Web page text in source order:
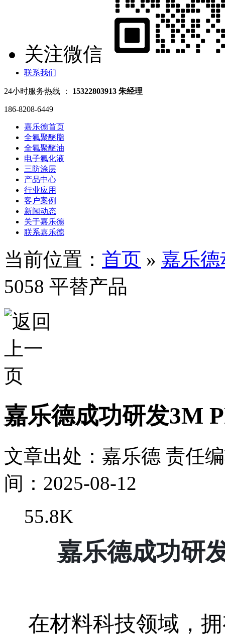
关注微信
联系我们
24小时服务热线 ： 15322803913 朱经理
186-8208-6449
嘉乐德首页
全氟聚醚脂
全氟聚醚油
电子氟化液
三防涂层
产品中心
行业应用
客户案例
新闻动态
关于嘉乐德
联系嘉乐德
当前位置： 首页 » 嘉乐德
5058 平替产品
嘉乐德成功研发3M
文章出处：嘉乐德 责任
间：2025-08-12
55.8K
嘉乐德成功研
在材料科技领域，